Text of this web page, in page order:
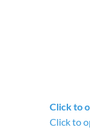
Click to
Click to